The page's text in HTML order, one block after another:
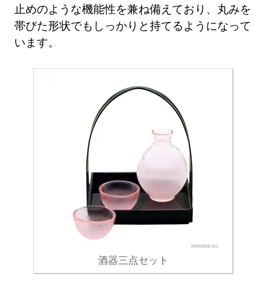
止めのような機能性を兼ね備えており、丸みを
帯びた形状でもしっかりと持てるようになって
います。
酒器三点セット